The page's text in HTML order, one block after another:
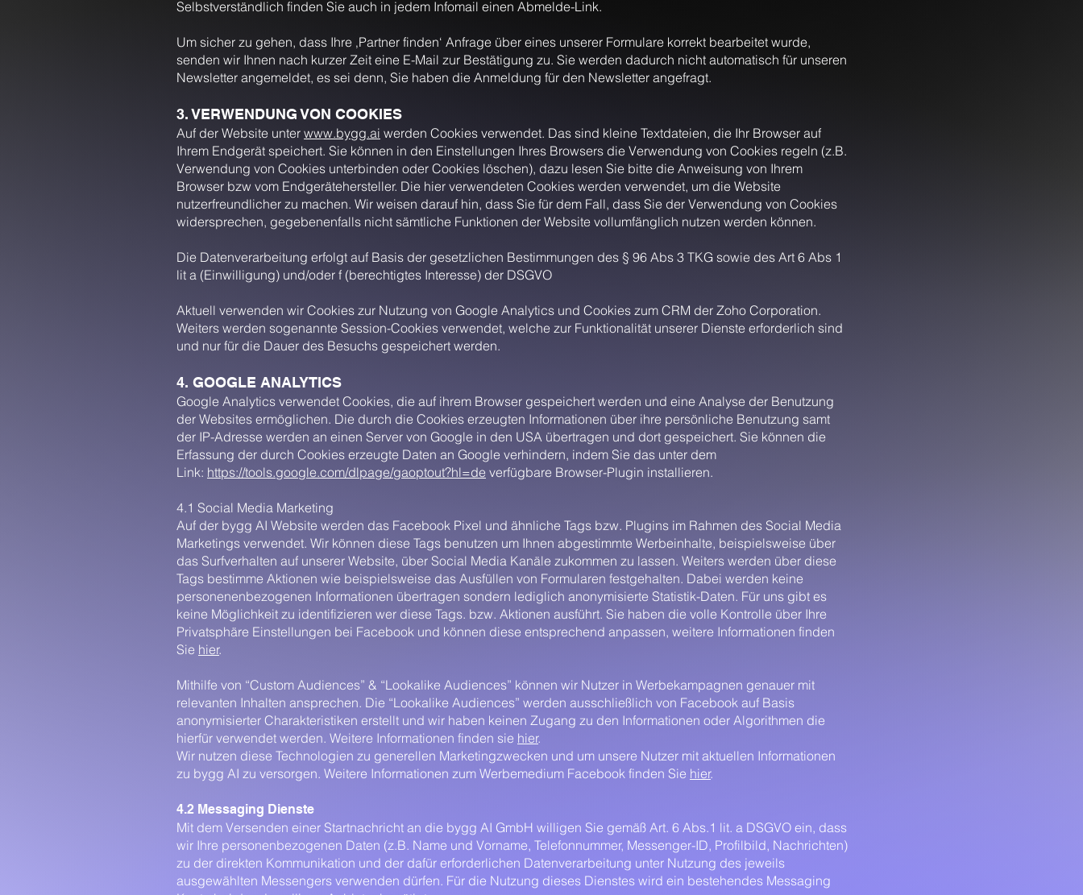
Selbstverständlich finden Sie auch in jedem Infomail einen Abmelde-Link.
Um sicher zu gehen, dass Ihre ‚Partner finden‘ Anfrage über eines unserer Formulare korrekt bearbeitet wurde,
senden wir Ihnen nach kurzer Zeit eine E-Mail zur Bestätigung zu. Sie werden dadurch nicht automatisch für unseren
Newsletter angemeldet, es sei denn, Sie haben die Anmeldung für den Newsletter angefragt.
3. VERWENDUNG VON COOKIES
Auf der Website unter www.bygg.ai werden Cookies verwendet. Das sind kleine Textdateien, die Ihr Browser auf
Ihrem Endgerät speichert. Sie können in den Einstellungen Ihres Browsers die Verwendung von Cookies regeln (z.B.
Verwendung von Cookies unterbinden oder Cookies löschen), dazu lesen Sie bitte die Anweisung von Ihrem
Browser bzw vom Endgerätehersteller. Die hier verwendeten Cookies werden verwendet, um die Website
nutzerfreundlicher zu machen. Wir weisen darauf hin, dass Sie für dem Fall, dass Sie der Verwendung von Cookies
widersprechen, gegebenenfalls nicht sämtliche Funktionen der Website vollumfänglich nutzen werden können.
Die Datenverarbeitung erfolgt auf Basis der gesetzlichen Bestimmungen des § 96 Abs 3 TKG sowie des Art 6 Abs 1
lit a (Einwilligung) und/oder f (berechtigtes Interesse) der DSGVO
Aktuell verwenden wir Cookies zur Nutzung von Google Analytics und Cookies zum CRM der Zoho Corporation.
Weiters werden sogenannte Session-Cookies verwendet, welche zur Funktionalität unserer Dienste erforderlich sind
und nur für die Dauer des Besuchs gespeichert werden.
4. GOOGLE ANALYTICS
Google Analytics verwendet Cookies, die auf ihrem Browser gespeichert werden und eine Analyse der Benutzung
der Websites ermöglichen. Die durch die Cookies erzeugten Informationen über ihre persönliche Benutzung samt
der IP-Adresse werden an einen Server von Google in den USA übertragen und dort gespeichert. Sie können die
Erfassung der durch Cookies erzeugte Daten an Google verhindern, indem Sie das unter dem
Link: https://tools.google.com/dlpage/gaoptout?hl=de verfügbare Browser-Plugin installieren.
4.1 Social Media Marketing
Auf der bygg AI Website werden das Facebook Pixel und ähnliche Tags bzw. Plugins im Rahmen des Social Media
Marketings verwendet. Wir können diese Tags benutzen um Ihnen abgestimmte Werbeinhalte, beispielsweise über
das Surfverhalten auf unserer Website, über Social Media Kanäle zukommen zu lassen. Weiters werden über diese
Tags bestimme Aktionen wie beispielsweise das Ausfüllen von Formularen festgehalten. Dabei werden keine
personenenbezogenen Informationen übertragen sondern lediglich anonymisierte Statistik-Daten. Für uns gibt es
keine Möglichkeit zu identifizieren wer diese Tags. bzw. Aktionen ausführt. Sie haben die volle Kontrolle über Ihre
Privatsphäre Einstellungen bei Facebook und können diese entsprechend anpassen, weitere Informationen finden
Sie hier.
Mithilfe von “Custom Audiences” & “Lookalike Audiences” können wir Nutzer in Werbekampagnen genauer mit
relevanten Inhalten ansprechen. Die “Lookalike Audiences” werden ausschließlich von Facebook auf Basis
anonymisierter Charakteristiken erstellt und wir haben keinen Zugang zu den Informationen oder Algorithmen die
hierfür verwendet werden. Weitere Informationen finden sie hier.
Wir nutzen diese Technologien zu generellen Marketingzwecken und um unsere Nutzer mit aktuellen Informationen
zu bygg AI zu versorgen. Weitere Informationen zum Werbemedium Facebook finden Sie hier.
4.2 Messaging Dienste
Mit dem Versenden einer Startnachricht an die bygg AI GmbH willigen Sie gemäß Art. 6 Abs.1 lit. a DSGVO ein, dass
wir Ihre personenbezogenen Daten (z.B. Name und Vorname, Telefonnummer, Messenger-ID, Profilbild, Nachrichten)
zu der direkten Kommunikation und der dafür erforderlichen Datenverarbeitung unter Nutzung des jeweils
ausgewählten Messengers verwenden dürfen. Für die Nutzung dieses Dienstes wird ein bestehendes Messaging